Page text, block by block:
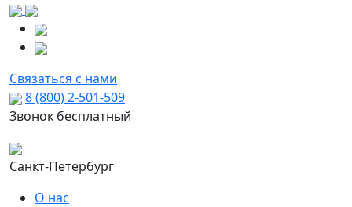
Связаться с нами
8 (800) 2-501-509
Звонок бесплатный
Санкт-Петербург
О нас